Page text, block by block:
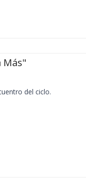
Más"
del ciclo.